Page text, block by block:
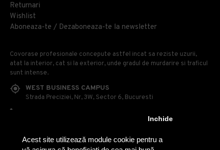
Acest site utilizează module cookie pentru a
Inchide
Returnari
Wishlist
Aboneaza-te / Dezaboneaza-te la newsletter
Covorase profesionale concepute astfel incat sa reziste uzurii,
atat la interior, cat si la exterior, unde gradul de murdarire si traficul
sunt intense.
WEST BUSINESS CAMPUS
Strada Preciziei, Nr, 3W, Sector 6, Bucuresti
OFFICE@COVOARE-PROFESIONALE.RO